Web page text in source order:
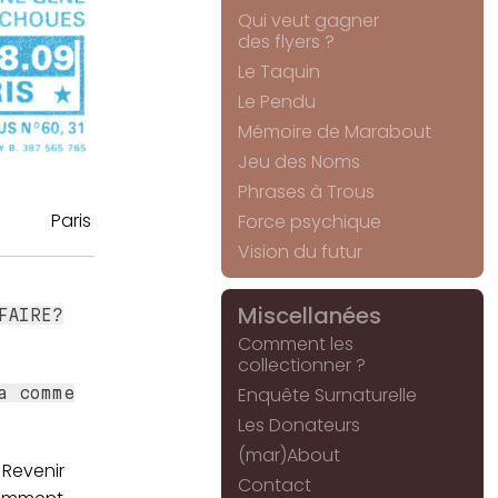
Paris
Qui veut gagner
des flyers ?
Le Taquin
Le Pendu
Mémoire de Marabout
Jeu des Noms
Phrases à Trous
Force psychique
Vision du futur
Miscellanées
Comment les
collectionner ?
Enquête Surnaturelle
Les Donateurs
(mar)About
Contact